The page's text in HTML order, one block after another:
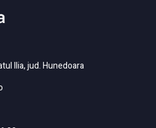
Ilia, jud. Hunedoara